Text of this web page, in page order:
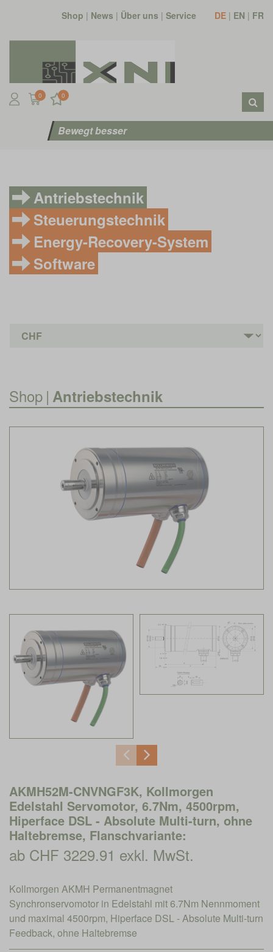
Shop | News | Über uns | Service DE | EN | FR
0 0
Bewegt besser
Antriebstechnik
Steuerungstechnik
Energy-Recovery-System
Software
Shop | Antriebstechnik
AKMH52M-CNVNGF3K, Kollmorgen
Edelstahl Servomotor, 6.7Nm, 4500rpm,
Hiperface DSL - Absolute Multi-turn, ohne
Haltebremse, Flanschvariante:
ab CHF 3229.91 exkl. MwSt.
Kollmorgen AKMH Permanentmagnet
Synchronservomotor in Edelstahl mit 6.7Nm Nennmoment
und maximal 4500rpm, Hiperface DSL - Absolute Multi-turn
Feedback, ohne Haltebremse